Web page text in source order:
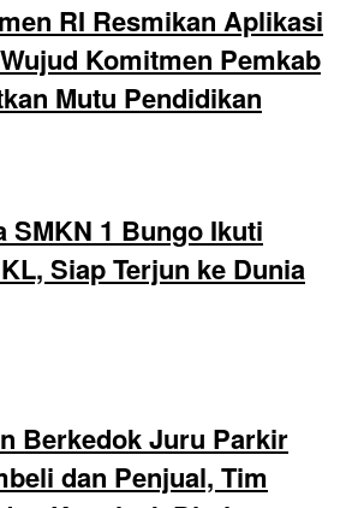
RI Resmikan Aplikasi
Komitmen Pemkab
Mutu Pendidikan
SMKN 1 Bungo Ikuti
Siap Terjun ke Dunia
Berkedok Juru Parkir
dan Penjual, Tim